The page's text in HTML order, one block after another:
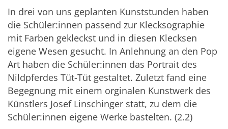
In drei von uns geplanten Kunststunden haben
die Schüler:innen passend zur Klecksographie
mit Farben gekleckst und in diesen Klecksen
eigene Wesen gesucht. In Anlehnung an den Pop
Art haben die Schüler:innen das Portrait des
Nildpferdes Tüt-Tüt gestaltet. Zuletzt fand eine
Begegnung mit einem orginalen Kunstwerk des
Künstlers Josef Linschinger statt, zu dem die
Schüler:innen eigene Werke bastelten. (2.2)